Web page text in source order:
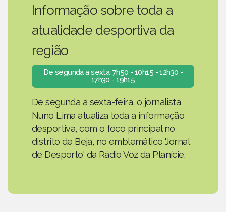
Informação sobre toda a
atualidade desportiva da
região
De segunda a sexta: 7h50 - 10h15 - 12h30 -
17h30 - 19h15
De segunda a sexta-feira, o jornalista
Nuno Lima atualiza toda a informação
desportiva, com o foco principal no
distrito de Beja, no emblemático 'Jornal
de Desporto' da Rádio Voz da Planície.